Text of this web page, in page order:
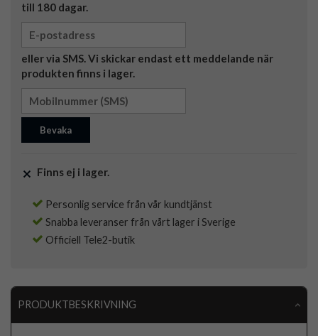
till 180 dagar.
eller via SMS. Vi skickar endast ett meddelande när
produkten finns i lager.
Bevaka
Finns ej i lager.
Personlig service från vår kundtjänst
Snabba leveranser från vårt lager i Sverige
Officiell Tele2-butik
PRODUKTBESKRIVNING